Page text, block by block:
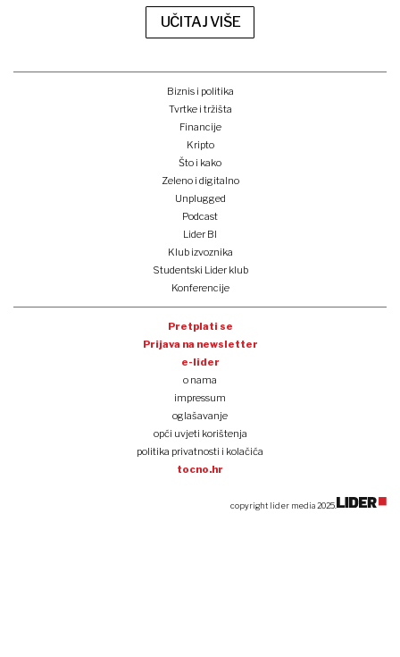
UČITAJ VIŠE
Biznis i politika
Tvrtke i tržišta
Financije
Kripto
Što i kako
Zeleno i digitalno
Unplugged
Podcast
Lider BI
Klub izvoznika
Studentski Lider klub
Konferencije
Pretplati se
Prijava na newsletter
e-lider
o nama
impressum
oglašavanje
opći uvjeti korištenja
politika privatnosti i kolačića
tocno.hr
copyright lider media 2025.